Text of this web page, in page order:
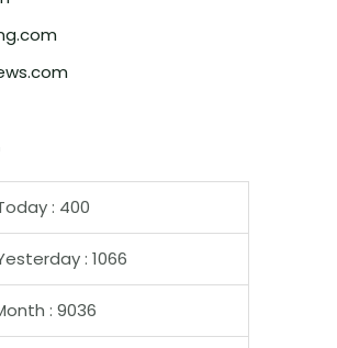
: 400
: 1066
: 9036